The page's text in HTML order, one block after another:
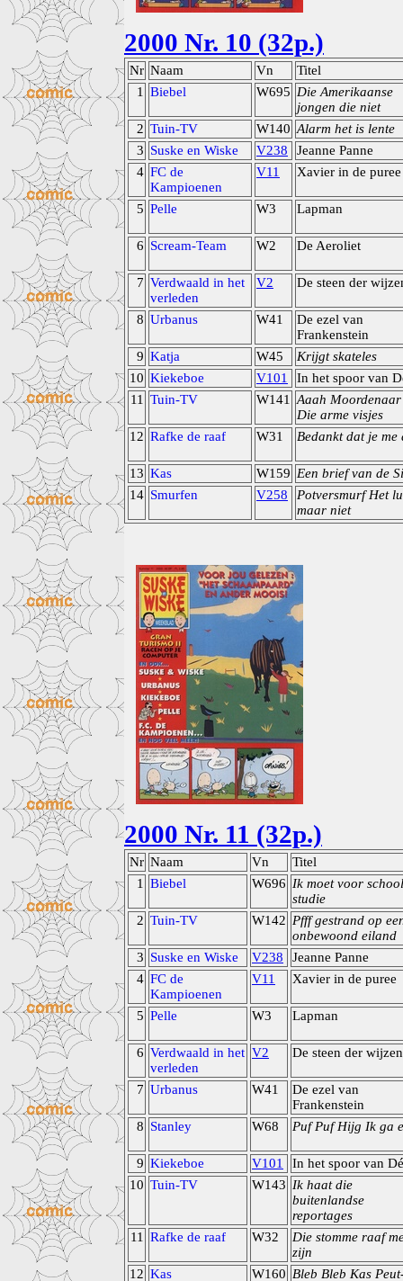
2000 Nr. 10 (32p.)
Nr Naam Vn
Titel
1
Biebel W695 Die Amerikaanse
jongen die niet
2 Tuin-TV W140 Alarm het is lente
3 Suske en Wiske V238
Jeanne Panne
4 FC de
Kampioenen
V11 Xavier in de puree
5 Pelle W3 Lapman
6 Scream-Team W2 De Aeroliet
7 Verdwaald in het
verleden
V2 De steen der
8 Urbanus W41
De ezel van
Frankenstein
9 Katja W45
Krijgt skateles
10 Kiekeboe V101
In het spoor van
11
Tuin-TV W141
Aaah Moordenaar
Die arme visjes
12 Rafke de raaf W31 Bedankt dat je me
13 Kas W159 Een brief van de
14 Smurfen V258
Potversmurf Het
maar niet
2000 Nr. 11 (32p.)
Nr Naam Vn
Titel
1
Biebel W696 Ik moet voor
studie
2 Tuin-TV W142 Pfff gestrand op
onbewoond eiland
3 Suske en Wiske V238
Jeanne Panne
4 FC de
Kampioenen
V11 Xavier in de puree
5 Pelle W3 Lapman
6 Verdwaald in het
verleden
V2 De steen der wijzen
7 Urbanus W41
De ezel van
Frankenstein
8 Stanley W68 Puf Puf Hijg Ik ga
9 Kiekeboe V101
In het spoor van
10 Tuin-TV W143 Ik haat die
buitenlandse
reportages
11
Rafke de raaf W32
Die stomme raaf
zijn
12 Kas W160 Bleb Bleb Kas